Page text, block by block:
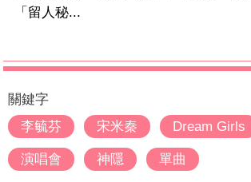
「留人秘...
關鍵字
李毓芬
宋米秦 Dream Girls
演唱會 神隱 單曲